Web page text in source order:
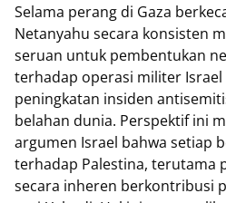
Selama perang di Gaza
Netanyahu secara konsisten
seruan untuk pembentukan
terhadap operasi militer Israel
peningkatan insiden
belahan dunia. Perspektif ini
argumen Israel bahwa setiap
terhadap Palestina, terutama
secara inheren berkontribusi